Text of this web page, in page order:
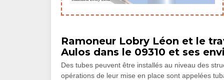
Ramoneur Lobry Léon et le
Aulos dans le 09310 et ses
Des tubes peuvent être installés au niveau des
opérations de leur mise en place sont appelées